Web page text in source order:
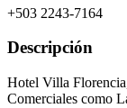
+503 2243-7164
Descripción
Hotel Villa
Comerciales como